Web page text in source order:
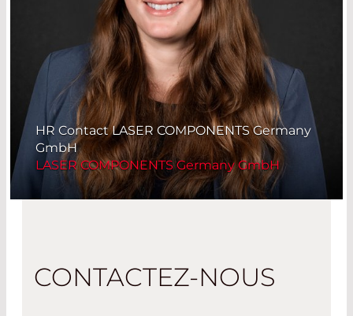
CONTACTEZ-NOUS
HR Contact LASER COMPONENTS Germany
GmbH
LASER COMPONENTS Germany GmbH